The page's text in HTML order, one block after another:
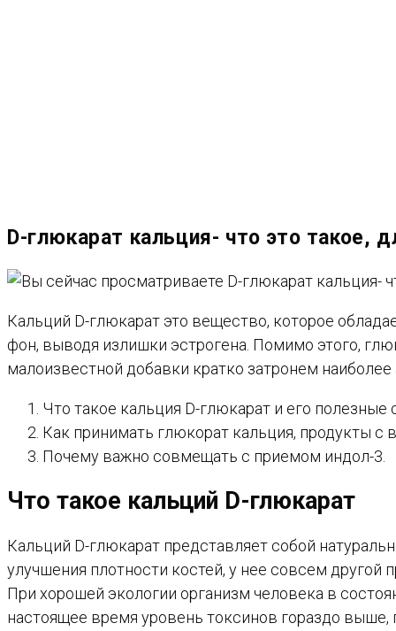
D-глюкарат кальция- что это такое,
Кальций D-глюкарат это вещество, которое
фон, выводя излишки эстрогена. Помимо этого,
малоизвестной добавки кратко затронем
Что такое кальция D-глюкарат и его полезные
Как принимать глюкорат кальция, продукты
Почему важно совмещать с приемом индол-3.
Что такое кальций D-глюкарат
Кальций D-глюкарат представляет собой
улучшения плотности костей, у нее совсем другой
При хорошей экологии организм человека в
настоящее время уровень токсинов гораздо